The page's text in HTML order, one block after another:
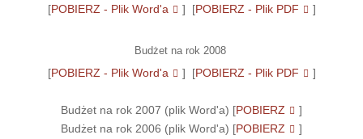
[POBIERZ - Plik Word'a ] [POBIERZ - Plik PDF ]
Budżet na rok 2008
[POBIERZ - Plik Word'a ] [POBIERZ - Plik PDF ]
Budżet na rok 2007 (plik Word'a) [POBIERZ
]
Budżet na rok 2006 (plik Word'a) [POBIERZ
]